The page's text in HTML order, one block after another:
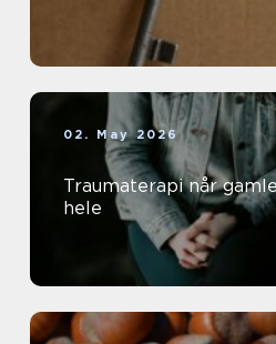
02. May 2026
Traumaterapi når gamle sår får lov at
hele